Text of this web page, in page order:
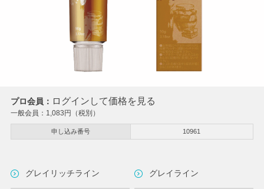
プロ会員： ログインして価格を見る
一般会員： 1,083円（税別）
申し込み番号 10961
グレイリッチライン グレイライン